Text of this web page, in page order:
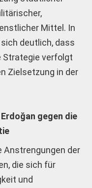
Mittel. In
deutlich, dass
Strategie verfolgt
Zielsetzung in der
gegen die
Anstrengungen der
die sich für
und